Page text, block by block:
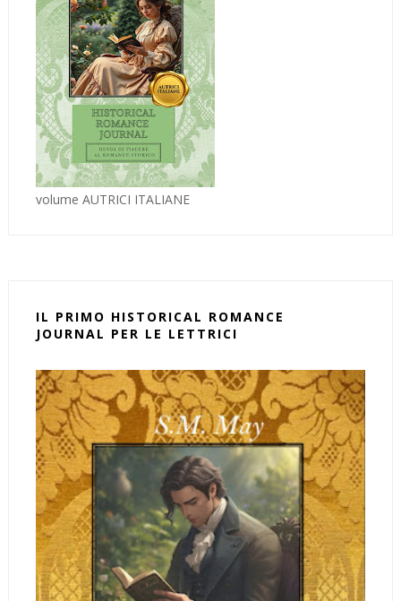
volume AUTRICI ITALIANE
IL PRIMO HISTORICAL ROMANCE
JOURNAL PER LE LETTRICI